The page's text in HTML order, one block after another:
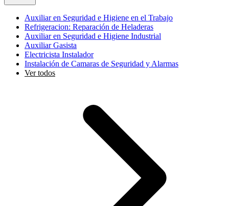
Auxiliar en Seguridad e Higiene en el Trabajo
Refrigeracion: Reparación de Heladeras
Auxiliar en Seguridad e Higiene Industrial
Auxiliar Gasista
Electricista Instalador
Instalación de Camaras de Seguridad y Alarmas
Ver todos